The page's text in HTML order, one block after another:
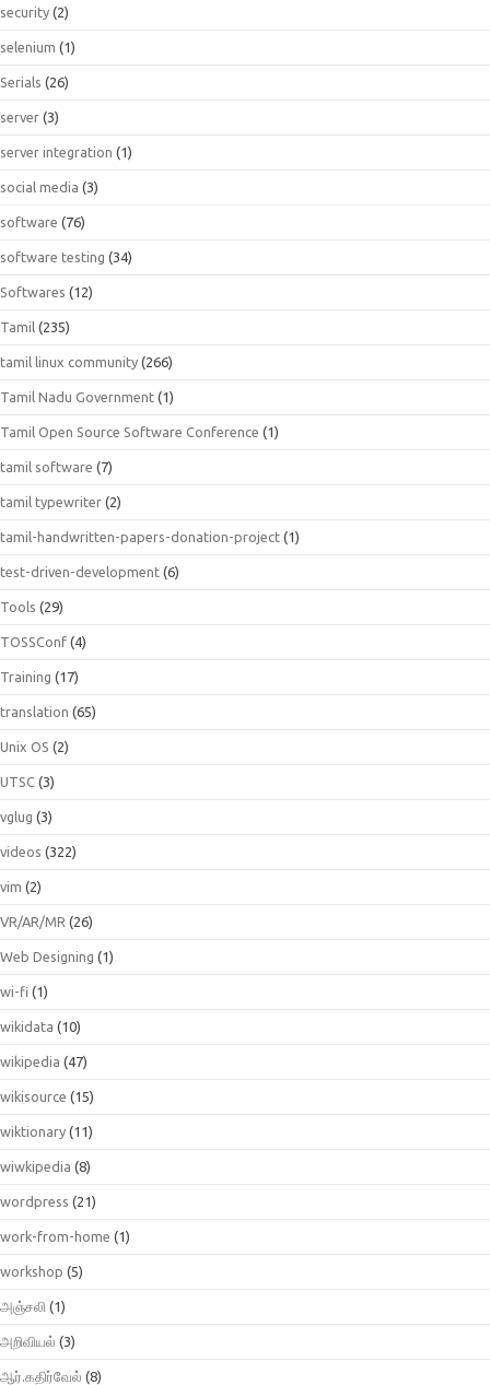
security (2)
selenium (1)
Serials (26)
server (3)
server integration (1)
social media (3)
software (76)
software testing (34)
Softwares (12)
Tamil (235)
tamil linux community (266)
Tamil Nadu Government (1)
Tamil Open Source Software Conference (1)
tamil software (7)
tamil typewriter (2)
tamil-handwritten-papers-donation-project (1)
test-driven-development (6)
Tools (29)
TOSSConf (4)
Training (17)
translation (65)
Unix OS (2)
UTSC (3)
vglug (3)
videos (322)
vim (2)
VR/AR/MR (26)
Web Designing (1)
wi-fi (1)
wikidata (10)
wikipedia (47)
wikisource (15)
wiktionary (11)
wiwkipedia (8)
wordpress (21)
work-from-home (1)
workshop (5)
அஞ்சலி (1)
அறிவியல் (3)
ஆர்.கதிர்வேல் (8)